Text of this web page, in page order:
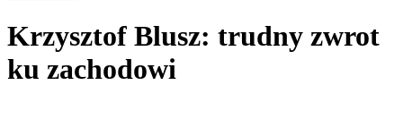
Krzysztof Blusz: trudny zwrot
ku zachodowi